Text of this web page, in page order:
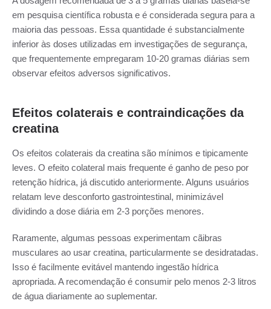
em pesquisa científica robusta e é considerada segura para a
maioria das pessoas. Essa quantidade é substancialmente
inferior às doses utilizadas em investigações de segurança,
que frequentemente empregaram 10-20 gramas diárias sem
observar efeitos adversos significativos.
Efeitos colaterais e contraindicações da
creatina
Os efeitos colaterais da creatina são mínimos e tipicamente
leves. O efeito colateral mais frequente é ganho de peso por
retenção hídrica, já discutido anteriormente. Alguns usuários
relatam leve desconforto gastrointestinal, minimizável
dividindo a dose diária em 2-3 porções menores.
Raramente, algumas pessoas experimentam cãibras
musculares ao usar creatina, particularmente se desidratadas.
Isso é facilmente evitável mantendo ingestão hídrica
apropriada. A recomendação é consumir pelo menos 2-3 litros
de água diariamente ao suplementar.